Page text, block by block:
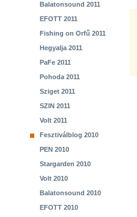
Balatonsound 2011
EFOTT 2011
Fishing on Orfű 2011
Hegyalja 2011
PaFe 2011
Pohoda 2011
Sziget 2011
SZIN 2011
Volt 2011
Fesztiválblog 2010
PEN 2010
Stargarden 2010
Volt 2010
Balatonsound 2010
EFOTT 2010